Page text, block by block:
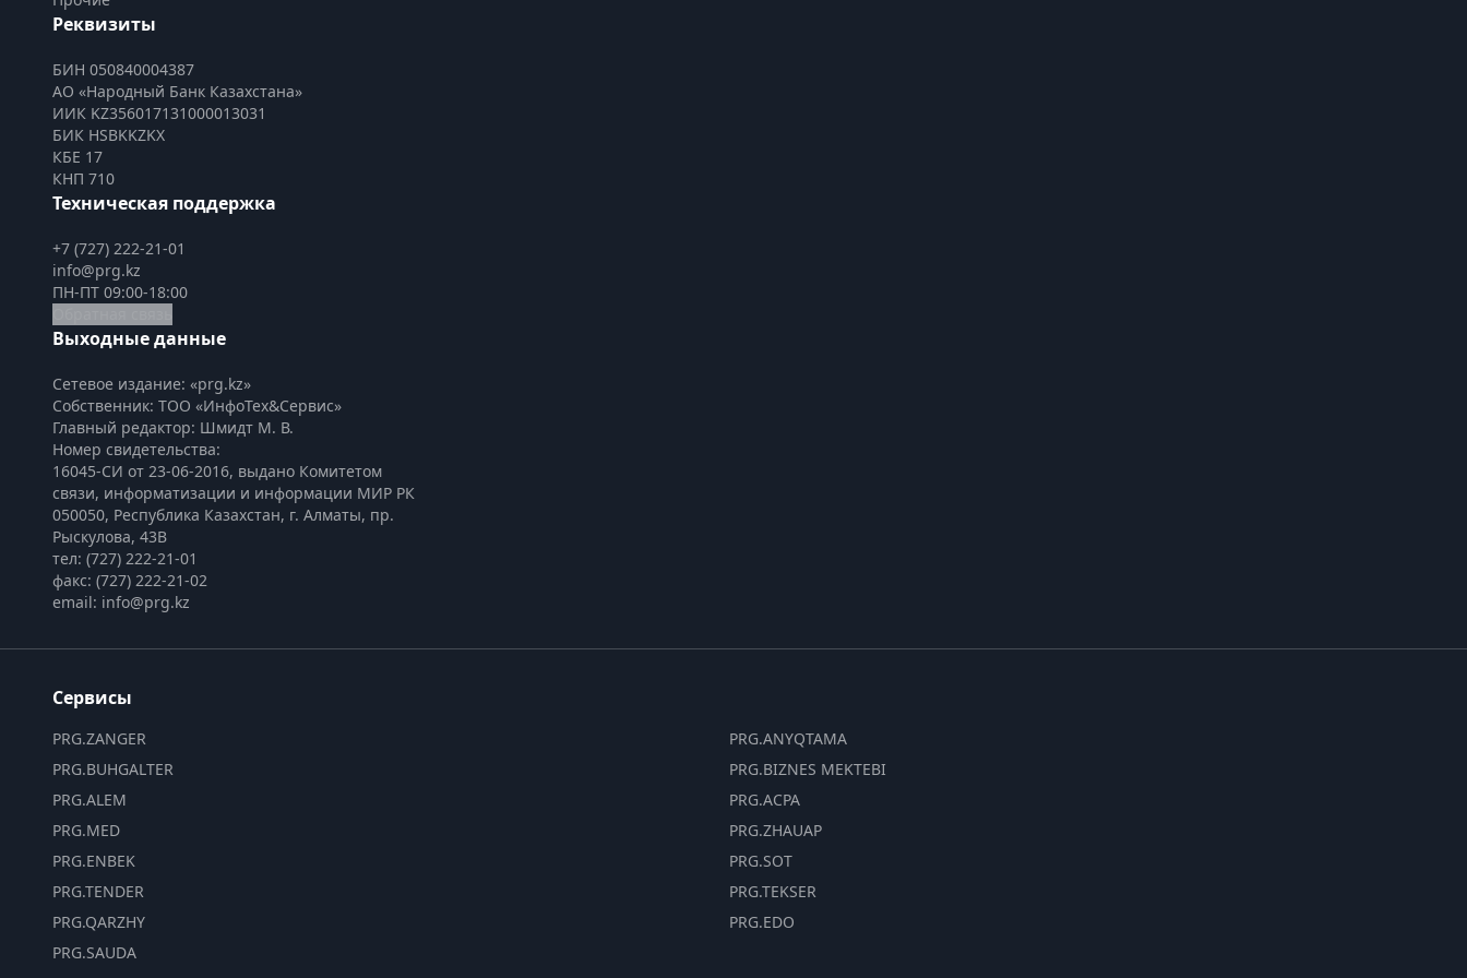
Реквизиты
БИН 050840004387
АО «Народный Банк Казахстана»
ИИК KZ356017131000013031
БИК HSBKKZKX
КБЕ 17
КНП 710
Техническая поддержка
+7 (727) 222-21-01
info@prg.kz
ПН-ПТ 09:00-18:00
Выходные данные
Сетевое издание: «prg.kz»
Собственник: ТОО «ИнфоТех&Сервис»
Главный редактор: Шмидт М. В.
Номер свидетельства:
16045-СИ от 23-06-2016, выдано Комитетом
связи, информатизации и информации МИР РК
050050, Республика Казахстан, г. Алматы, пр.
Рыскулова, 43В
тел: (727) 222-21-01
факс: (727) 222-21-02
email: info@prg.kz
Сервисы
PRG.ZANGER
PRG.BUHGALTER
PRG.ALEM
PRG.MED
PRG.ENBEK
PRG.TENDER
PRG.QARZHY
PRG.SAUDA
PRG.ANYQTAMA
PRG.BIZNES MEKTEBI
PRG.ACPA
PRG.ZHAUAP
PRG.SOT
PRG.TEKSER
PRG.EDO